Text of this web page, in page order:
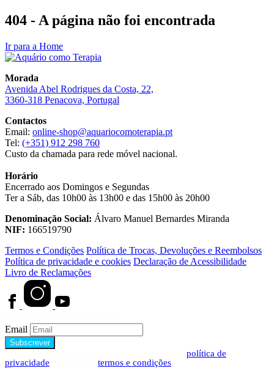
404 - A página não foi encontrada
Ir para a Home
Morada
Avenida Abel Rodrigues da Costa, 22,
3360-318 Penacova, Portugal
Contactos
Email: online-shop@aquariocomoterapia.pt
Tel: (+351) 912 298 760
Custo da chamada para rede móvel nacional.
Horário
Encerrado aos Domingos e Segundas
Ter a Sáb, das 10h00 às 13h00 e das 15h00 às 20h00
Denominação Social: Álvaro Manuel Bernardes Miranda
NIF: 166519790
Termos e Condições Política de Trocas, Devoluções e Reembolsos
Política de privacidade e cookies Declaração de Acessibilidade
Livro de Reclamações
Email
política de
privacidade
termos e condições